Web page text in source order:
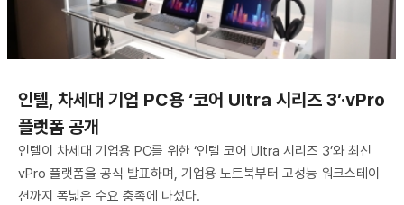
인텔, 차세대 기업 PC용 ‘코어 Ultra 시리즈 3’·vPro
플랫폼 공개
인텔이 차세대 기업용 PC를 위한 ‘인텔 코어 Ultra 시리즈 3’와 최신
vPro 플랫폼을 공식 발표하며, 기업용 노트북부터 고성능 워크스테이
션까지 폭넓은 수요 충족에 나섰다.